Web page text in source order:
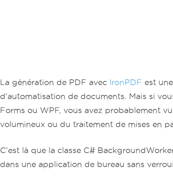
La génération de PDF avec IronPDF est
d'automatisation de documents. Mais si
Forms ou WPF, vous avez probablement
volumineux ou du traitement de mises en
C'est là que la classe C#
dans une application de bureau sans